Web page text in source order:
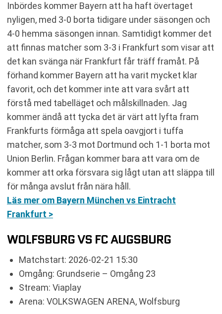
Inbördes kommer Bayern att ha haft övertaget
nyligen, med 3-0 borta tidigare under säsongen och
4-0 hemma säsongen innan. Samtidigt kommer det
att finnas matcher som 3-3 i Frankfurt som visar att
det kan svänga när Frankfurt får träff framåt. På
förhand kommer Bayern att ha varit mycket klar
favorit, och det kommer inte att vara svårt att
förstå med tabelläget och målskillnaden. Jag
kommer ändå att tycka det är värt att lyfta fram
Frankfurts förmåga att spela oavgjort i tuffa
matcher, som 3-3 mot Dortmund och 1-1 borta mot
Union Berlin. Frågan kommer bara att vara om de
kommer att orka försvara sig lågt utan att släppa till
för många avslut från nära håll.
Läs mer om Bayern München vs Eintracht
Frankfurt >
WOLFSBURG VS FC AUGSBURG
Matchstart: 2026-02-21 15:30
Omgång: Grundserie – Omgång 23
Stream: Viaplay
Arena: VOLKSWAGEN ARENA, Wolfsburg